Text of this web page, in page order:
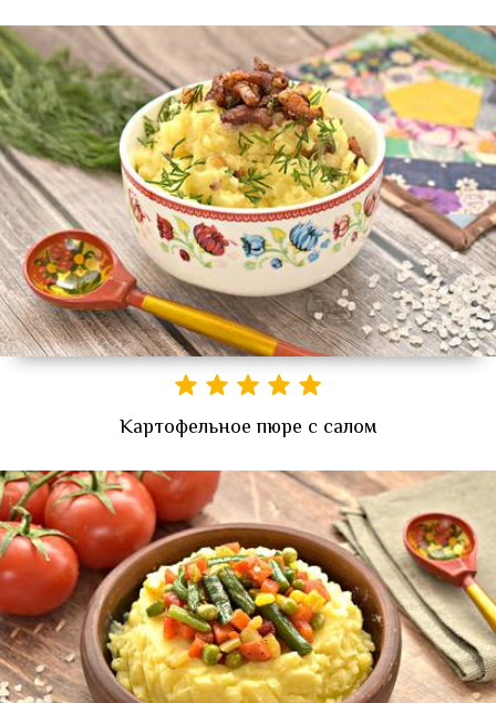
Картофельное пюре с салом